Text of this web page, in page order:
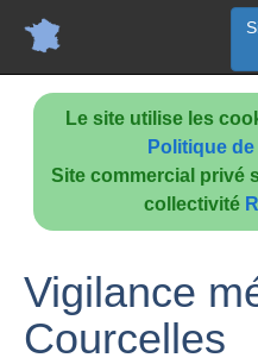
Le site utilise les
Politique
Site commercial privé
collectivité
Vigilance
Courcelles